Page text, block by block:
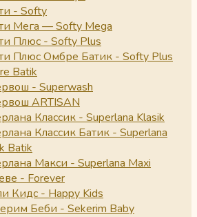
- Softy
Мега — Softy Mega
Плюс - Softy Plus
Плюс Омбре Батик - Softy Plus
Batik
- Superwash
ARTISAN
Классик - Superlana Klasik
Классик Батик - Superlana
Batik
Макси - Superlana Maxi
- Forever
Кидс - Happy Kids
Беби - Sekerim Baby